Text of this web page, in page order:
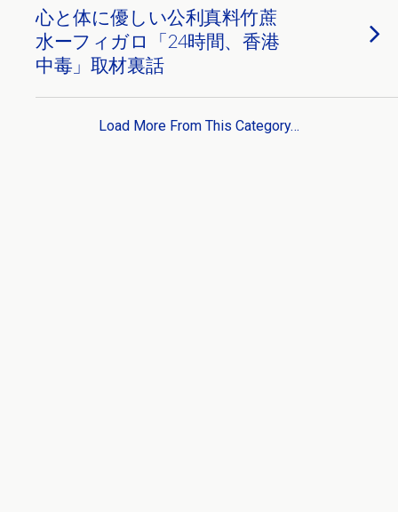
心と体に優しい公利真料竹蔗
水ーフィガロ「24時間、香港
中毒」取材裏話
Load More From This Category…